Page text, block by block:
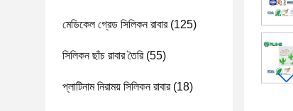
মেডিকেল গ্রেড সিলিকন রাবার(125)
সিলিকন ছাঁচ রাবার তৈরি(55)
প্লাটিনাম নিরাময় সিলিকন রাবার(18)